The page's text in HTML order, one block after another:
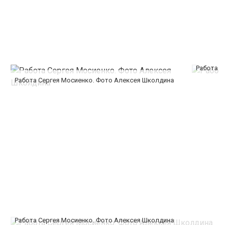
Работа Сергея Мосиенко. Фото Алексея Школдина
Работа
Работа Сергея Мосиенко. Фото Алексея Школдина